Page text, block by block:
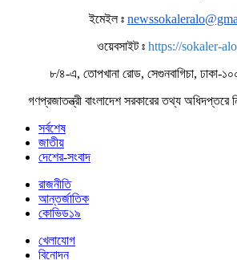
ইমেইল ঃ
ওয়েবসাইট ঃ https://sokaler-
৮/৪-এ, তোপখানা রোড, সেগুনবাগিচা, ঢাকা-
গণপ্রজাতন্ত্রী বাংলাদেশ সরকারের তথ্য
সর্বশেষ
জাতীয়
দেশের-সংবাদ
রাজনীতি
আন্তর্জাতিক
কোভিড১৯
খেলাযোগ
বিনোদন